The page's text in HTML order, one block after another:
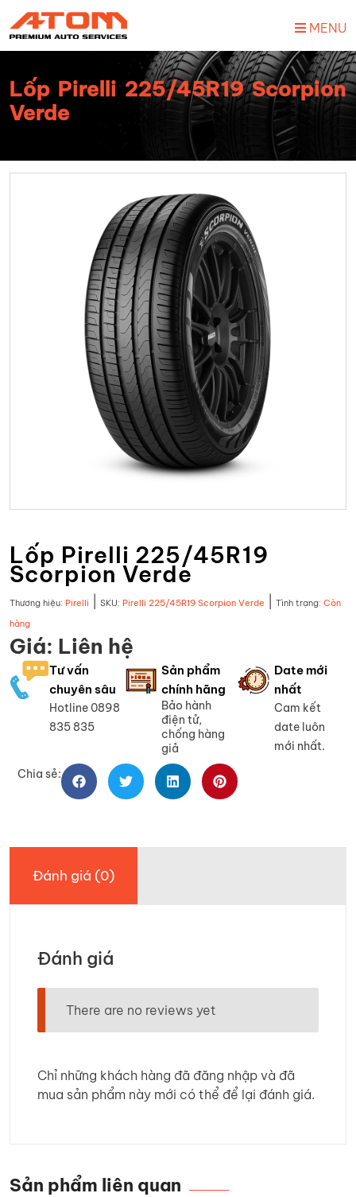
MENU
Lốp Pirelli 225/45R19 Scorpion
Verde
Lốp Pirelli 225/45R19
Scorpion Verde
Thương hiệu: Pirelli SKU: Pirelli 225/45R19 Scorpion Verde Tình trạng: Còn
hàng
Giá: Liên hệ
Tư vấn
chuyên sâu
Hotline 0898
835 835
Sản phẩm
chính hãng
Bảo hành
điện tử,
chống hàng
giả
Date mới
nhất
Cam kết
date luôn
mới nhất.
Chia sẻ:
Đánh giá (0)
Đánh giá
There are no reviews yet
Chỉ những khách hàng đã đăng nhập và đã
mua sản phẩm này mới có thể để lại đánh giá.
Sản phẩm liên quan